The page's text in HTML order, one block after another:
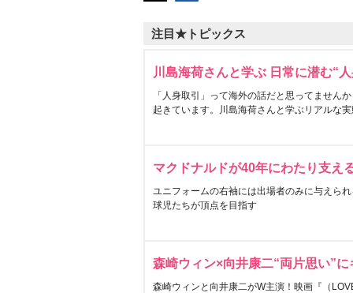
注目★トピックス
川島海荷さんと学ぶ 日常に潜む“
「人身取引」って海外の話だと思ってません
起きています。川島海荷さんと学ぶリアルな
マクドナルドが40年にわたり支え
ユニフォームの右袖には出場者のみに与えら
球児たちが頂点を目指す
森崎ウィン×向井康二“両片思い”
森崎ウィンと向井康二がW主演！映画『（